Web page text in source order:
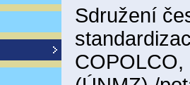
Sdružení